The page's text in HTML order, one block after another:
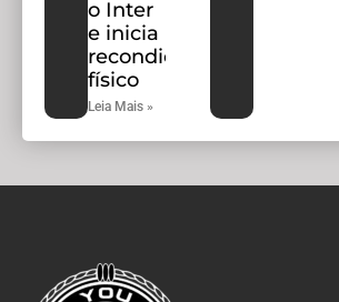
o Inter
e inicia
recondicionamento
físico
Leia Mais »